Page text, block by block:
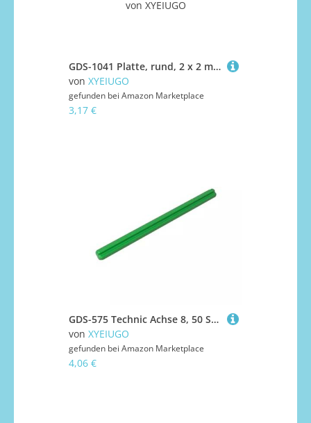
GDS-1041 Platte, rund, 2 x 2 mit Mittelbolzen (Überbrückungsplatte), 50 Stück, kompatibel mit Lego 18674 6115080, DIY-Teile und Komponenten für große Ziegelmarken, Farbe:Königsblau 140
von XYEIUGO
gefunden bei Amazon Marketplace
3,17 €
GDS-575 Technic Achse 8, 50 Stück, kompatibel mit Lego 3707 DIY-Teilen und MOC-Komponenten für große Ziegelmarken, Farbe:Apfelgrün 37
von XYEIUGO
gefunden bei Amazon Marketplace
4,06 €